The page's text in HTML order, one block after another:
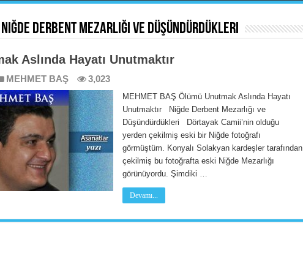
Niğde Derbent Mezarlığı ve Düşündürdükleri
Aslında Hayatı Unutmaktır
MEHMET BAŞ 3,023
MEHMET BAŞ Ölümü Unutmak Aslında Hayatı
Unutmaktır Niğde Derbent Mezarlığı ve
Düşündürdükleri Dörtayak Camii’nin olduğu
yerden çekilmiş eski bir Niğde fotoğrafı
görmüştüm. Konyalı Solakyan kardeşler tarafından
çekilmiş bu fotoğrafta eski Niğde Mezarlığı
görünüyordu. Şimdiki …
Devamı...